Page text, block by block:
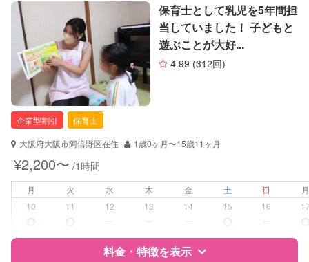
定期予約 可能
お子様の撮影
（定期特典）
対応不可
特徴 料金 レビュー
サポートの特徴
資格
企業型割引対象(旧内閣府補助対象)
自治体届出済ベビーシッター
保育士
病児対応 病児、病後児、ともに不可
障がい児対応 対応可否は個別に相談
保育士として乳児を5年間担
当していました！ 子どもと
遊ぶことが大好...
4.99 (312回)
企業型割引
保育士
大阪府大阪市阿倍野区在住
1歳0ヶ月〜15歳11ヶ月
¥2,200〜 /1時間
月 火 水 木 金 土 日
10
11 12 13 14 15 16
料金・特徴を表示